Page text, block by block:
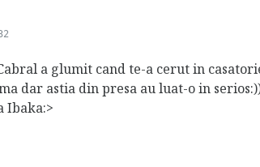
a glumit cand te-a cerut in
dar astia din presa au luat-o in
Ibaka:>